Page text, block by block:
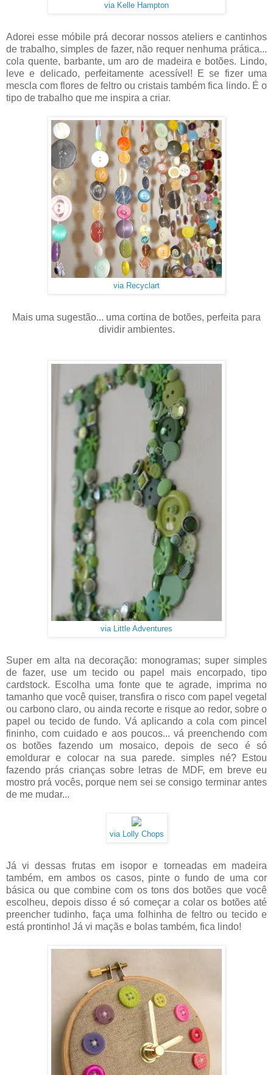
via Kelle Hampton
Adorei esse móbile prá decorar nossos ateliers e cantinhos
de trabalho, simples de fazer, não requer nenhuma prática...
cola quente, barbante, um aro de madeira e botões. Lindo,
leve e delicado, perfeitamente acessível! E se fizer uma
mescla com flores de feltro ou cristais também fica lindo. É o
tipo de trabalho que me inspira a criar.
via Recyclart
Mais uma sugestão... uma cortina de botões, perfeita para
dividir ambientes.
via Little Adventures
Super em alta na decoração: monogramas; super simples
de fazer, use um tecido ou papel mais encorpado, tipo
cardstock. Escolha uma fonte que te agrade, imprima no
tamanho que você quiser, transfira o risco com papel vegetal
ou carbono claro, ou ainda recorte e risque ao redor, sobre o
papel ou tecido de fundo. Vá aplicando a cola com pincel
fininho, com cuidado e aos poucos... vá preenchendo com
os botões fazendo um mosaico, depois de seco é só
emoldurar e colocar na sua parede. simples né? Estou
fazendo prás crianças sobre letras de MDF, em breve eu
mostro prá vocês, porque nem sei se consigo terminar antes
de me mudar...
via Lolly Chops
Já vi dessas frutas em isopor e torneadas em madeira
também, em ambos os casos, pinte o fundo de uma cor
básica ou que combine com os tons dos botões que você
escolheu, depois disso é só começar a colar os botões até
preencher tudinho, faça uma folhinha de feltro ou tecido e
está prontinho! Já vi maçãs e bolas também, fica lindo!